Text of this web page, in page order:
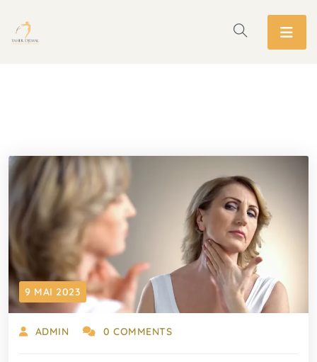
9 MAI 2023
ADMIN 0 COMMENTS